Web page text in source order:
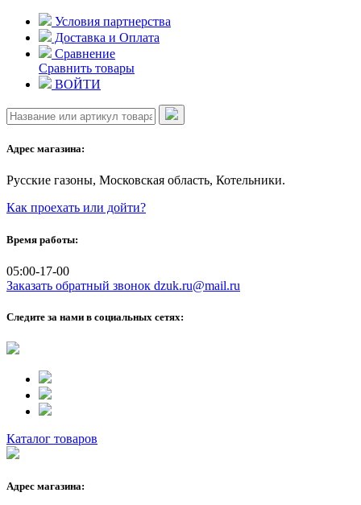
Skip
content
Условия партнерства
Доставка и Оплата
Сравнение
Сравнить товары
ВОЙТИ
Адрес магазина:
Русские газоны, Московская область, Котельники.
Как проехать или дойти?
Время работы:
05:00-17-00
Заказать обратный звонок dzuk.ru@mail.ru
Следите за нами в социальных сетях:
Каталог товаров
Адрес магазина: